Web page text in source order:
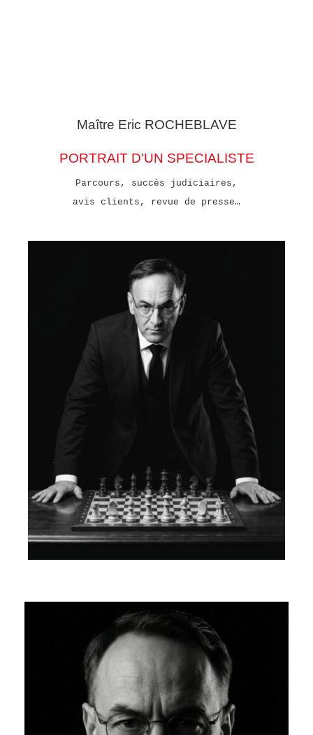
Maître Eric ROCHEBLAVE
PORTRAIT D'UN SPECIALISTE
Parcours, succès judiciaires,
avis clients, revue de presse…